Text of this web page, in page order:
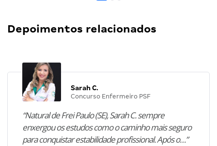
Depoimentos relacionados
Sarah C.
Concurso Enfermeiro PSF
“Natural de Frei Paulo (SE), Sarah C. sempre
enxergou os estudos como o caminho mais seguro
para conquistar estabilidade profissional. Após o…”